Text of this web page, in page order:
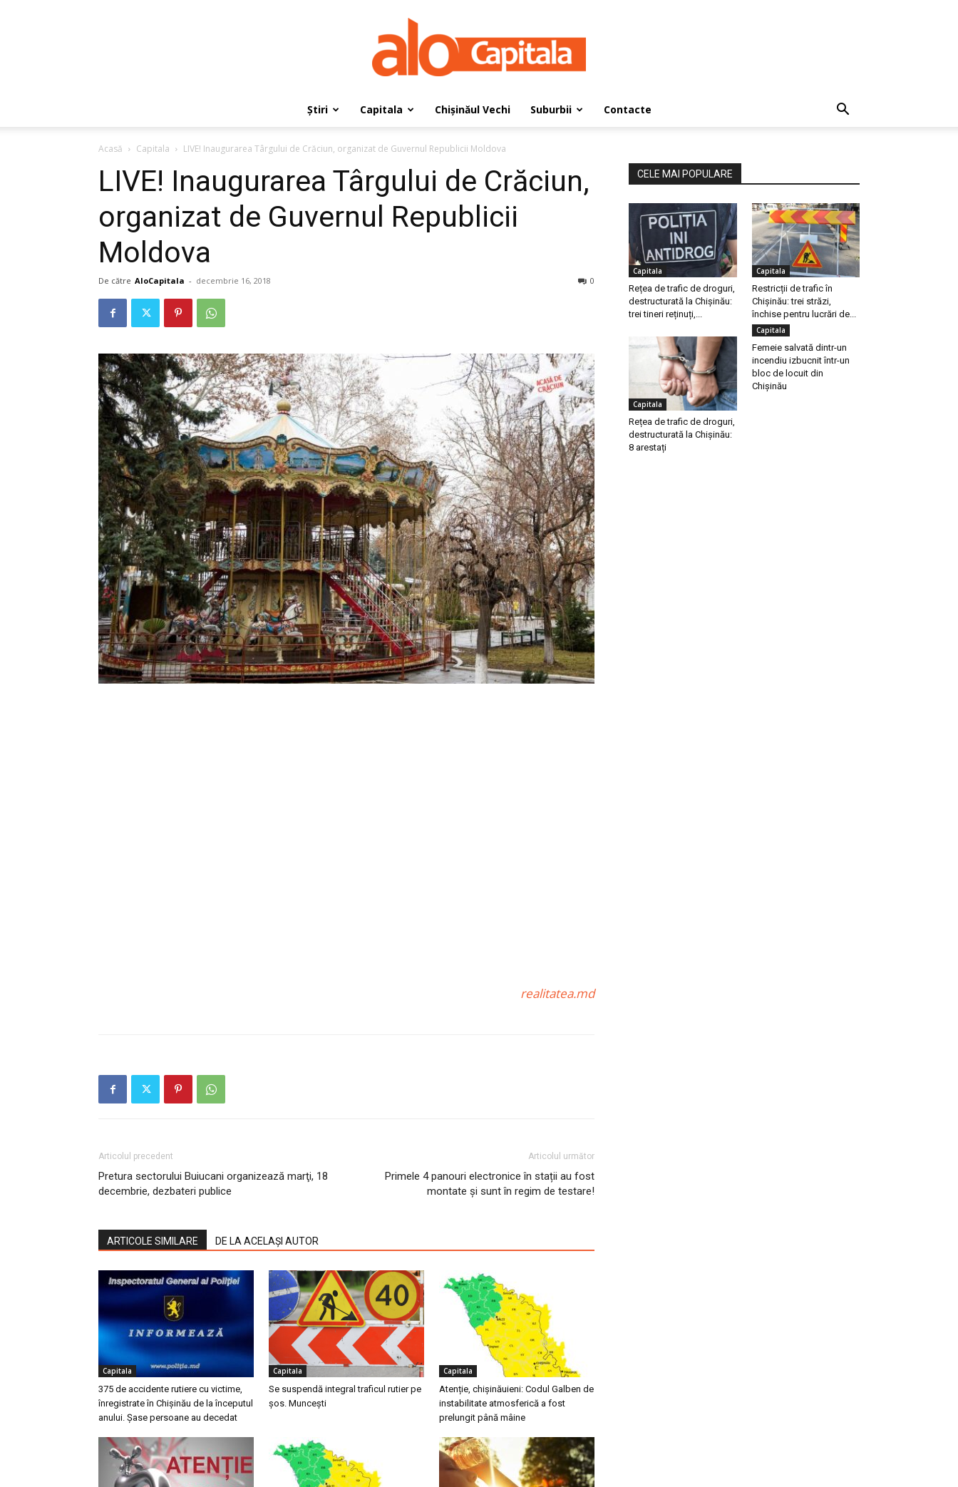
Știri Capitala Chișinăul Vechi Suburbii Contacte
Acasă Capitala LIVE! Inaugurarea Târgului de Crăciun, organizat de Guvernul Republicii Moldova
LIVE! Inaugurarea Târgului de Crăciun,
organizat de Guvernul Republicii
Moldova
De către AloCapitala - decembrie 16, 2018 0
realitatea.md
Articolul precedent
Pretura sectorului Buiucani organizează marţi, 18
decembrie, dezbateri publice
Articolul următor
Primele 4 panouri electronice în stații au fost
montate și sunt în regim de testare!
ARTICOLE SIMILARE DE LA ACELAȘI AUTOR
Capitala
375 de accidente rutiere cu victime,
înregistrate în Chișinău de la începutul
anului. Șase persoane au decedat
Capitala
Se suspendă integral traficul rutier pe
șos. Muncești
Capitala
Atenție, chișinăuieni: Codul Galben de
instabilitate atmosferică a fost
prelungit până mâine
CELE MAI POPULARE
Capitala
Rețea de trafic de droguri,
destructurată la Chișinău:
trei tineri reținuți,...
Capitala
Restricții de trafic în
Chișinău: trei străzi,
închise pentru lucrări de...
Capitala
Rețea de trafic de droguri,
destructurată la Chișinău:
8 arestați
Capitala
Femeie salvată dintr-un
incendiu izbucnit într-un
bloc de locuit din
Chișinău